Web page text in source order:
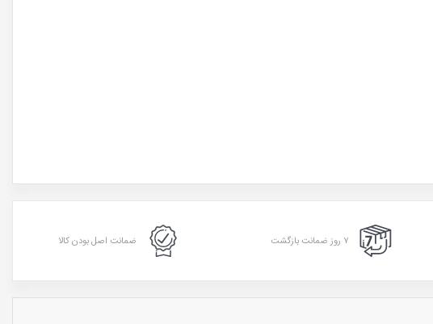
۷ روز ضمانت بازگشت ضمانت اصل بودن کالا